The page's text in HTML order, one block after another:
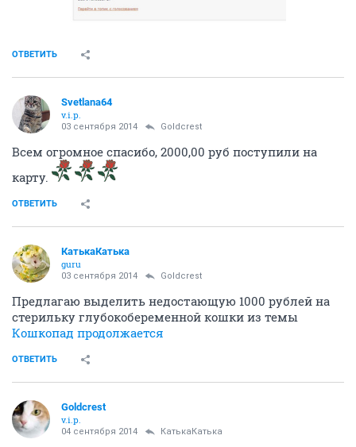
ОТВЕТИТЬ
Svetlana64
v.i.p.
03 сентября 2014 Goldcrest
Всем огромное спасибо, 2000,00 руб поступили на
карту.
ОТВЕТИТЬ
КатькаКатька
guru
03 сентября 2014 Goldcrest
Предлагаю выделить недостающую 1000 рублей на
стерильку глубокобеременной кошки из темы
Кошкопад продолжается
ОТВЕТИТЬ
Goldcrest
v.i.p.
04 сентября 2014 КатькаКатька